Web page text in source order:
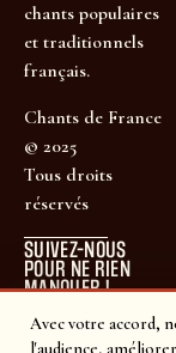
Avec votre accord,
l'audience,
chants populaires
et traditionnels
français.
Chants de France
© 2025
Tous droits
réservés
SUIVEZ-NOUS
POUR NE RIEN
MANQUER !